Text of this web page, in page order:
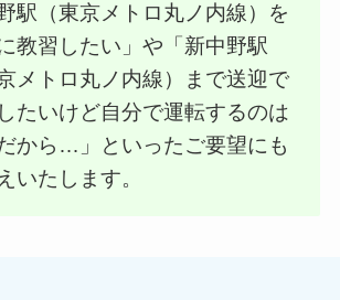
駅（東京メトロ丸ノ内線）を
教習したい」や「新中野駅
京メトロ丸ノ内線）まで送迎で
たいけど自分で運転するのは
から…」といったご要望にも
いたします。